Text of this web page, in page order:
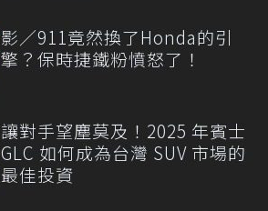
影／911竟然換了Honda的引
擎？保時捷鐵粉憤怒了！
讓對手望塵莫及！2025 年賓士
GLC 如何成為台灣 SUV 市場的
最佳投資